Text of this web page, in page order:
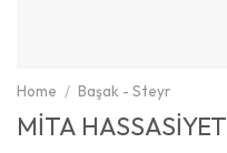
Home / Başak - Steyr
MİTA